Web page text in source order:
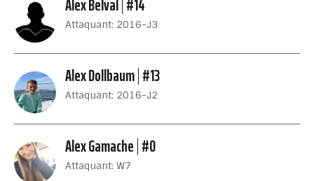
Alex Belval #14
Attaquant: 2016-J3
Alex Dollbaum #13
Attaquant: 2016-J2
Alex Gamache #0
Attaquant: W7